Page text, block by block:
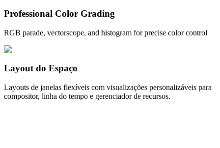
Professional Color Grading
RGB parade, vectorscope, and histogram for precise color control
Layout do Espaço
Layouts de janelas flexíveis com visualizações personalizáveis para
compositor, linha do tempo e gerenciador de recursos.